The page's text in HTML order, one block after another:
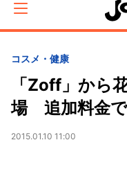
コスメ・健康
「Zoff」から
場 追加料金
2015.01.10 11:00